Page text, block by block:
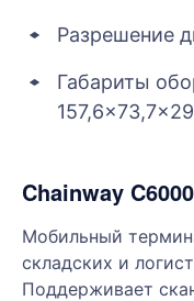
Разрешение
Габариты
Chainway
Мобильный
складских и
Поддерживает